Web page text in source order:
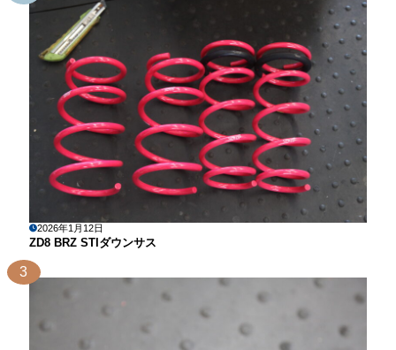
2026年1月12日
ZD8 BRZ STIダウンサス
3